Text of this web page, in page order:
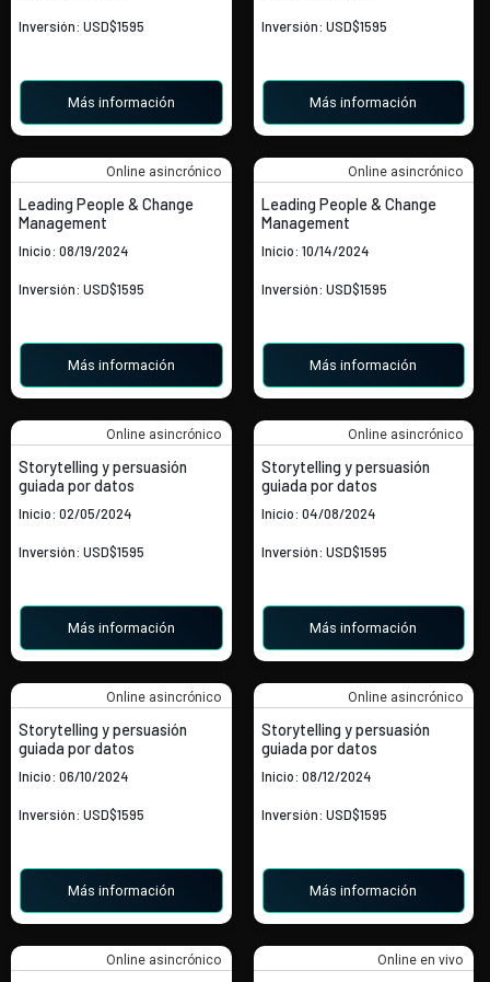
Inversión: USD$1595
Más información
Inversión: USD$1595
Más información
Leading People & Change
Management
Inicio: 08/19/2024
Inversión: USD$1595
Online asincrónico
Más información
Leading People & Change
Management
Inicio: 10/14/2024
Inversión: USD$1595
Online asincrónico
Más información
Storytelling y persuasión
guiada por datos
Inicio: 02/05/2024
Inversión: USD$1595
Online asincrónico
Más información
Storytelling y persuasión
guiada por datos
Inicio: 04/08/2024
Inversión: USD$1595
Online asincrónico
Más información
Storytelling y persuasión
guiada por datos
Inicio: 06/10/2024
Inversión: USD$1595
Online asincrónico
Más información
Storytelling y persuasión
guiada por datos
Inicio: 08/12/2024
Inversión: USD$1595
Online asincrónico
Más información
Online asincrónico Online en vivo